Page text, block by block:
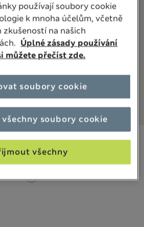
ceny jsou včetně daní a poplatků
799 Kč
používají soubory cookie
k mnoha účelům, včetně
zkušeností na našich
Úplné zásady používání
můžete přečíst zde.
soubory cookie
všechny
soubory cookie